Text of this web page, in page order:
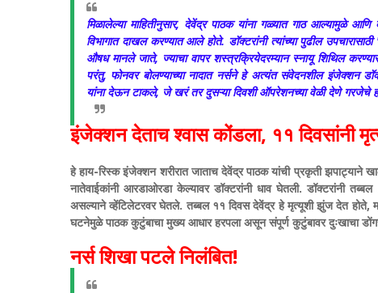
मिळालेल्या माहितीनुसार, देवेंद्र पाठक यांना गळ्यात गाठ आल्यामुळे
विभागात दाखल करण्यात आले होते. डॉक्टरांनी त्यांच्या पुढील
औषध मानले जाते, ज्याचा वापर शस्त्रक्रियेदरम्यान स्नायू शिथिल
परंतु, फोनवर बोलण्याच्या नादात नर्सने हे अत्यंत संवेदनशील इंजेक्शन
यांना देऊन टाकले, जे खरं तर दुसऱ्या दिवशी ऑपरेशनच्या वेळी देणे गरजेचे
इंजेक्शन देताच श्वास कोंडला, ११ दिवसांनी
हे हाय-रिस्क इंजेक्शन शरीरात जाताच देवेंद्र पाठक यांची प्रकृती झपाट्याने
नातेवाईकांनी आरडाओरडा केल्यावर डॉक्टरांनी धाव घेतली. डॉक्टरांनी
असल्याने व्हेंटिलेटरवर घेतले. तब्बल ११ दिवस देवेंद्र हे मृत्यूशी झुंज देत होते,
घटनेमुळे पाठक कुटुंबाचा मुख्य आधार हरपला असून संपूर्ण कुटुंबावर दुःखाचा
नर्स शिखा पटले निलंबित!